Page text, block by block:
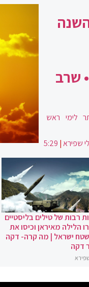
שרב
לימי ראש
שפירא|
5:29
רבות של טילים בליסטיים
הלילה מאיראן וכיסו את
ישראל | מה קרה- דקה
דקה